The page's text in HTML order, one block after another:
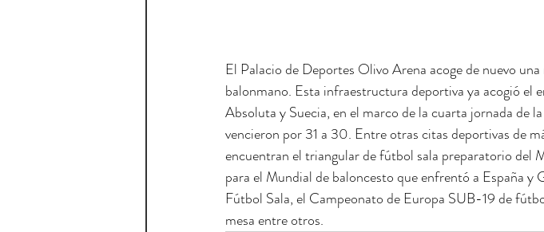
El Palacio de Deportes Olivo Arena acoge de nuevo
balonmano. Esta infraestructura deportiva ya acogió el
Absoluta y Suecia, en el marco de la cuarta jornada de
vencieron por 31 a 30. Entre otras citas deportivas de
encuentran el triangular de fútbol sala preparatorio del
para el Mundial de baloncesto que enfrentó a España y
Fútbol Sala, el Campeonato de Europa SUB-19 de
mesa entre otros.